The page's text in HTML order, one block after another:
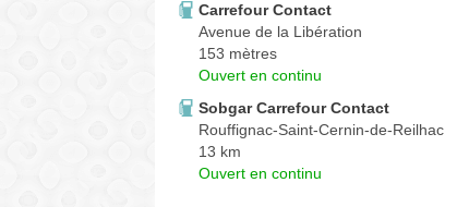
Carrefour Contact
Avenue de la Libération
153 mètres
Ouvert en continu
Sobgar Carrefour Contact
Rouffignac-Saint-Cernin-de-Reilhac
13 km
Ouvert en continu